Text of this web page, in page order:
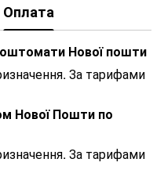
Оплата
Нової пошти
За тарифами
Нової Пошти по
За тарифами